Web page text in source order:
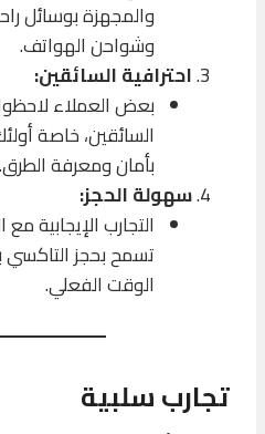
وشواحن الهواتف.
احترافية السائقين:
بعض العملاء
السائقين، خاصة
بأمان ومعرفة الطرق.
سهولة الحجز:
التجارب الإيجابية
تسمح بحجز التاكسي
الوقت الفعلي.
تجارب سلبية